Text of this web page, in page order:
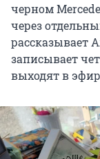
черном
через
рассказывает
записывает
выходят в